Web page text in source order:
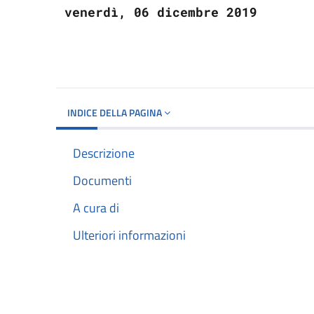
venerdì, 06 dicembre 2019
INDICE DELLA PAGINA
Descrizione
Documenti
A cura di
Ulteriori informazioni